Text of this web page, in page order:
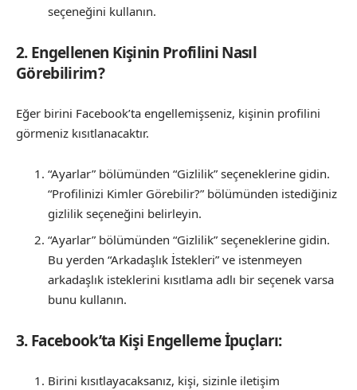
seçeneğini kullanın.
2. Engellenen Kişinin Profilini Nasıl
Görebilirim?
Eğer birini Facebook’ta engellemişseniz, kişinin profilini
görmeniz kısıtlanacaktır.
“Ayarlar” bölümünden “Gizlilik” seçeneklerine gidin.
“Profilinizi Kimler Görebilir?” bölümünden istediğiniz
gizlilik seçeneğini belirleyin.
“Ayarlar” bölümünden “Gizlilik” seçeneklerine gidin.
Bu yerden “Arkadaşlık İstekleri” ve istenmeyen
arkadaşlık isteklerini kısıtlama adlı bir seçenek varsa
bunu kullanın.
3. Facebook’ta Kişi Engelleme İpuçları:
Birini kısıtlayacaksanız, kişi, sizinle iletişim